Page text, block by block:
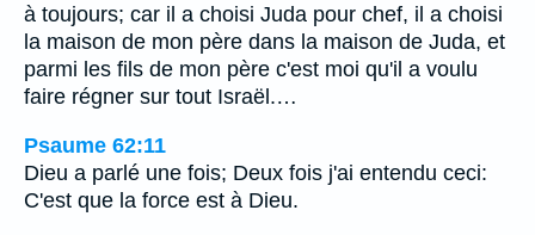
à toujours; car il a choisi Juda pour chef, il a choisi
la maison de mon père dans la maison de Juda, et
parmi les fils de mon père c'est moi qu'il a voulu
faire régner sur tout Israël.…
Psaume 62:11
Dieu a parlé une fois; Deux fois j'ai entendu ceci:
C'est que la force est à Dieu.